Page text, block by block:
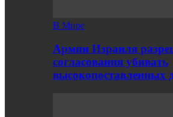
В Мире
Армии Израиля
согласования убивать
высокопоставленных